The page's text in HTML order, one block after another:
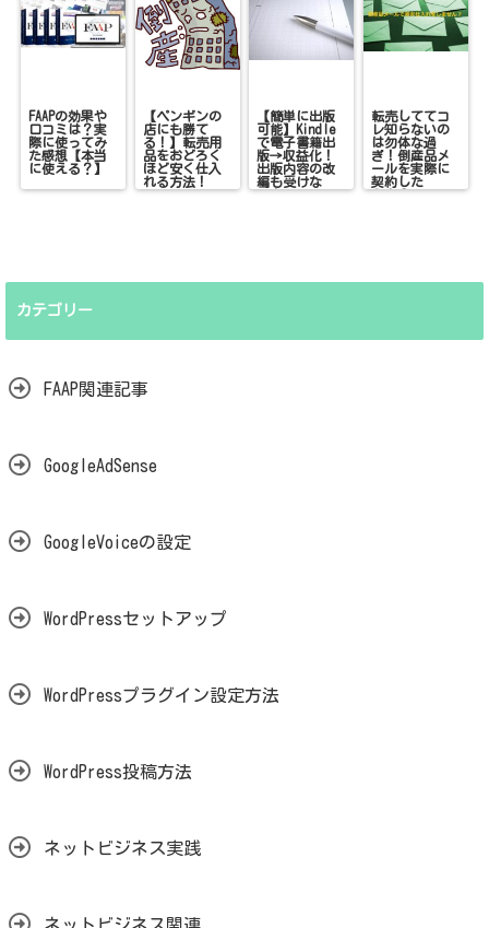
FAAPの効果や
口コミは？実
際に使ってみ
た感想【本当
に使える？】
【ペンギンの
店にも勝て
る！】転売用
品をおどろく
ほど安く仕入
れる方法！
【簡単に出版
可能】Kindle
で電子書籍出
版→収益化！
出版内容の改
編も受けな
い！
転売しててコ
レ知らないの
は勿体な過
ぎ！倒産品メ
ールを実際に
契約した
ら！？
カテゴリー
FAAP関連記事
GoogleAdSense
GoogleVoiceの設定
WordPressセットアップ
WordPressプラグイン設定方法
WordPress投稿方法
ネットビジネス実践
ネットビジネス関連